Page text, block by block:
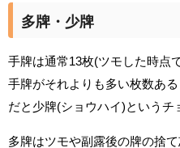
多牌・少牌
手牌は通常13枚(ツモした時点
手牌がそれよりも多い枚数あ
だと少牌(ショウハイ)というチ
多牌はツモや副露後の牌の捨